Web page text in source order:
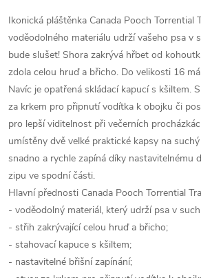
Ikonická pláštěnka Canada Pooch Torrential
voděodolného materiálu udrží vašeho psa v
bude slušet! Shora zakrývá hřbet od
zdola celou hruď a břicho. Do velikosti 16
Navíc je opatřená skládací kapucí s kšiltem.
za krkem pro připnutí vodítka k obojku či
pro lepší viditelnost při večerních
umístěny dvě velké praktické kapsy na
snadno a rychle zapíná díky nastavitelnému
zipu ve spodní části.
Hlavní přednosti Canada Pooch Torrential
- voděodolný materiál, který udrží psa v
- střih zakrývající celou hruď a břicho;
- stahovací kapuce s kšiltem;
- nastavitelné břišní zapínání;